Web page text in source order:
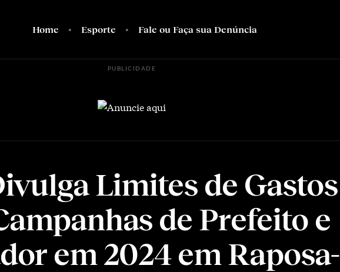
Home Esporte Fale ou Faça sua Denúncia
PUBLICIDADE
Limites de Gastos
de Prefeito e
em 2024 em Raposa-